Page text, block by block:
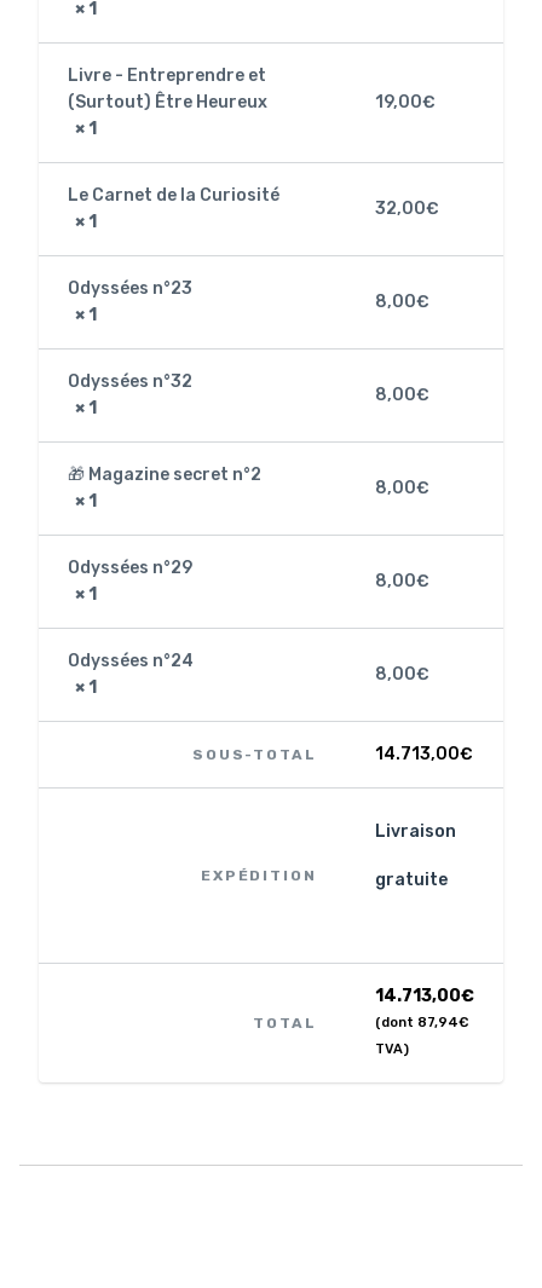
× 1
Livre - Entreprendre et
(Surtout) Être Heureux
× 1
19,00€
Le Carnet de la Curiosité
× 1
32,00€
Odyssées n°23
× 1
8,00€
Odyssées n°32
× 1
8,00€
🎁 Magazine secret n°2
× 1
8,00€
Odyssées n°29
× 1
8,00€
Odyssées n°24
× 1
8,00€
SOUS-TOTAL 14.713,00€
EXPÉDITION
Livraison
gratuite
TOTAL
14.713,00€
(dont 87,94€
TVA)